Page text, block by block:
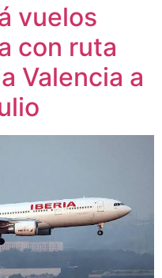
vuelos
con ruta
Valencia a